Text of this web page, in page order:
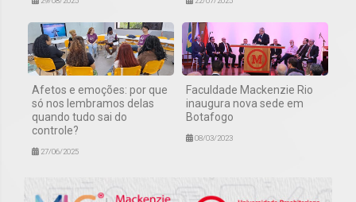
Afetos e emoções: por que
só nos lembramos delas
quando tudo sai do
controle?
27/06/2025
Faculdade Mackenzie Rio
inaugura nova sede em
Botafogo
08/03/2023